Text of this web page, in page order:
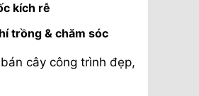
kích rễ
trồng & chăm sóc
cây công trình đẹp,